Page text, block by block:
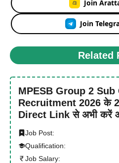
Join
Join
Related
MPESB Group 2 Sub
Recruitment 2026 के
Direct Link से अभी करें
Job Post:
Qualification:
Job Salary: